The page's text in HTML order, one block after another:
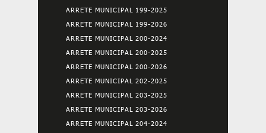
ARRETE MUNICIPAL 199-2025
ARRETE MUNICIPAL 199-2026
ARRETE MUNICIPAL 200-2024
ARRETE MUNICIPAL 200-2025
ARRETE MUNICIPAL 200-2026
ARRETE MUNICIPAL 202-2025
ARRETE MUNICIPAL 203-2025
ARRETE MUNICIPAL 203-2026
ARRETE MUNICIPAL 204-2024